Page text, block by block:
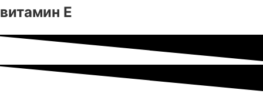
витамин Е